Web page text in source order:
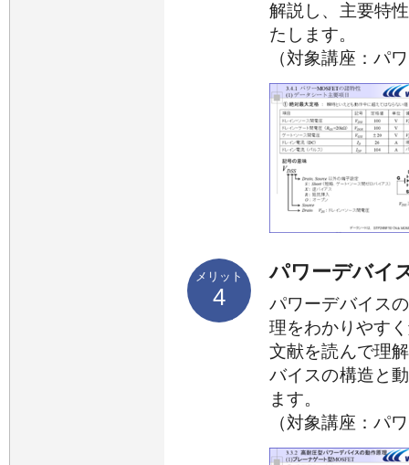
解説し、主要特
たします。
（対象講座：パ
メリット
4
パワーデバイ
パワーデバイス
理をわかりやす
文献を読んで理
バイスの構造と
ます。
（対象講座：パ